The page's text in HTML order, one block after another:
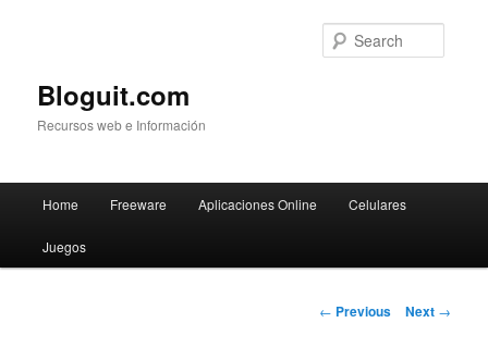
Bloguit.com
Recursos web e Información
Skip
to
Home Freeware Aplicaciones Online Celulares
Juegos
Post
← Previous Next →